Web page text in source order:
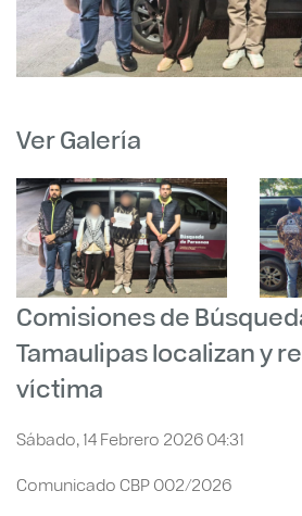
Ver Galería
Comisiones de
Tamaulipas localizan y
víctima
Sábado, 14 Febrero 2026 04:31
Comunicado CBP 002/2026